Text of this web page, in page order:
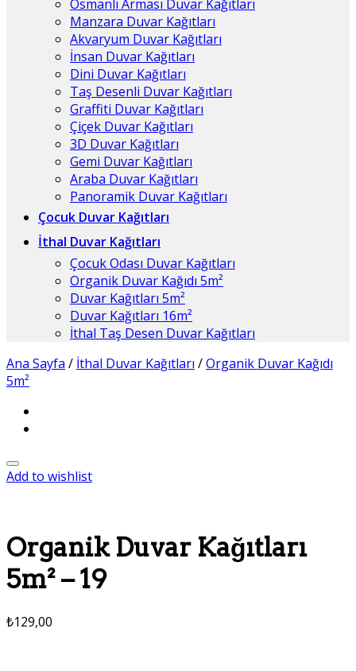
Osmanlı Arması Duvar Kağıtları
Manzara Duvar Kağıtları
Akvaryum Duvar Kağıtları
İnsan Duvar Kağıtları
Dini Duvar Kağıtları
Taş Desenli Duvar Kağıtları
Graffiti Duvar Kağıtları
Çiçek Duvar Kağıtları
3D Duvar Kağıtları
Gemi Duvar Kağıtları
Araba Duvar Kağıtları
Panoramik Duvar Kağıtları
Çocuk Duvar Kağıtları
İthal Duvar Kağıtları
Çocuk Odası Duvar Kağıtları
Organik Duvar Kağıdı 5m²
Duvar Kağıtları 5m²
Duvar Kağıtları 16m²
İthal Taş Desen Duvar Kağıtları
Ana Sayfa / İthal Duvar Kağıtları /Organik Duvar Kağıdı
5m²
Add to wishlist
Organik Duvar Kağıtları
5m² – 19
₺129,00